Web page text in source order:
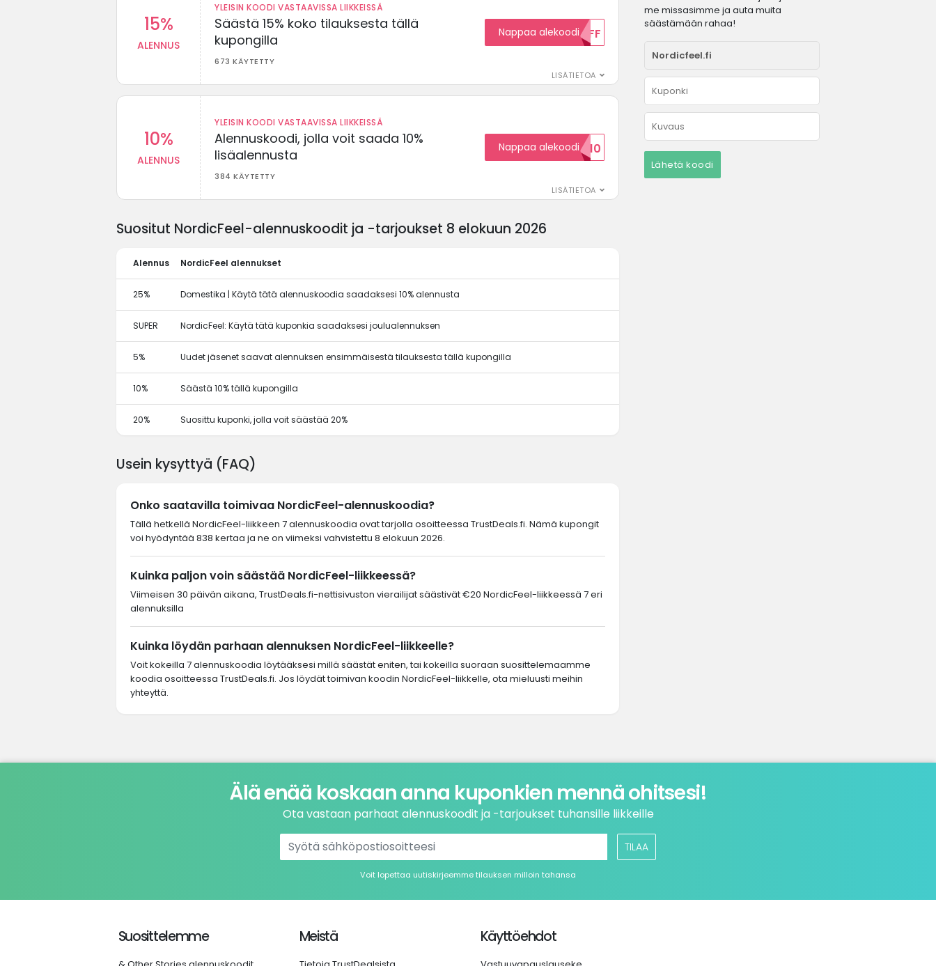
15%
ALENNUS
YLEISIN KOODI VASTAAVISSA LIIKKEISSÄ
Säästä 15% koko tilauksesta tällä
kupongilla
673 KÄYTETTY
LISÄTIETOA
Nappaa alekoodi15OFF
10%
ALENNUS
YLEISIN KOODI VASTAAVISSA LIIKKEISSÄ
Alennuskoodi, jolla voit saada 10%
lisäalennusta
384 KÄYTETTY
LISÄTIETOA
Nappaa alekoodi
ALENNUSKOODID10
me missasimme ja auta muita
säästämään rahaa!
Lähetä koodi
Suositut NordicFeel-alennuskoodit ja -tarjoukset 8 elokuun 2026
Alennus NordicFeel alennukset
25% Domestika | Käytä tätä alennuskoodia saadaksesi 10% alennusta
SUPER NordicFeel: Käytä tätä kuponkia saadaksesi joulualennuksen
5% Uudet jäsenet saavat alennuksen ensimmäisestä tilauksesta tällä kupongilla
10% Säästä 10% tällä kupongilla
20% Suosittu kuponki, jolla voit säästää 20%
Usein kysyttyä (FAQ)
Onko saatavilla toimivaa NordicFeel-alennuskoodia?
Tällä hetkellä NordicFeel-liikkeen 7 alennuskoodia ovat tarjolla osoitteessa TrustDeals.fi. Nämä kupongit
voi hyödyntää 838 kertaa ja ne on viimeksi vahvistettu 8 elokuun 2026.
Kuinka paljon voin säästää NordicFeel-liikkeessä?
Viimeisen 30 päivän aikana, TrustDeals.fi-nettisivuston vierailijat säästivät €20 NordicFeel-liikkeessä 7 eri
alennuksilla
Kuinka löydän parhaan alennuksen NordicFeel-liikkeelle?
Voit kokeilla 7 alennuskoodia löytääksesi millä säästät eniten, tai kokeilla suoraan suosittelemaamme
koodia osoitteessa TrustDeals.fi. Jos löydät toimivan koodin NordicFeel-liikkelle, ota mieluusti meihin
yhteyttä.
Älä enää koskaan anna kuponkien mennä ohitsesi!
Ota vastaan parhaat alennuskoodit ja -tarjoukset tuhansille liikkeille
TILAA
Voit lopettaa uutiskirjeemme tilauksen milloin tahansa
Suosittelemme Meistä Käyttöehdot